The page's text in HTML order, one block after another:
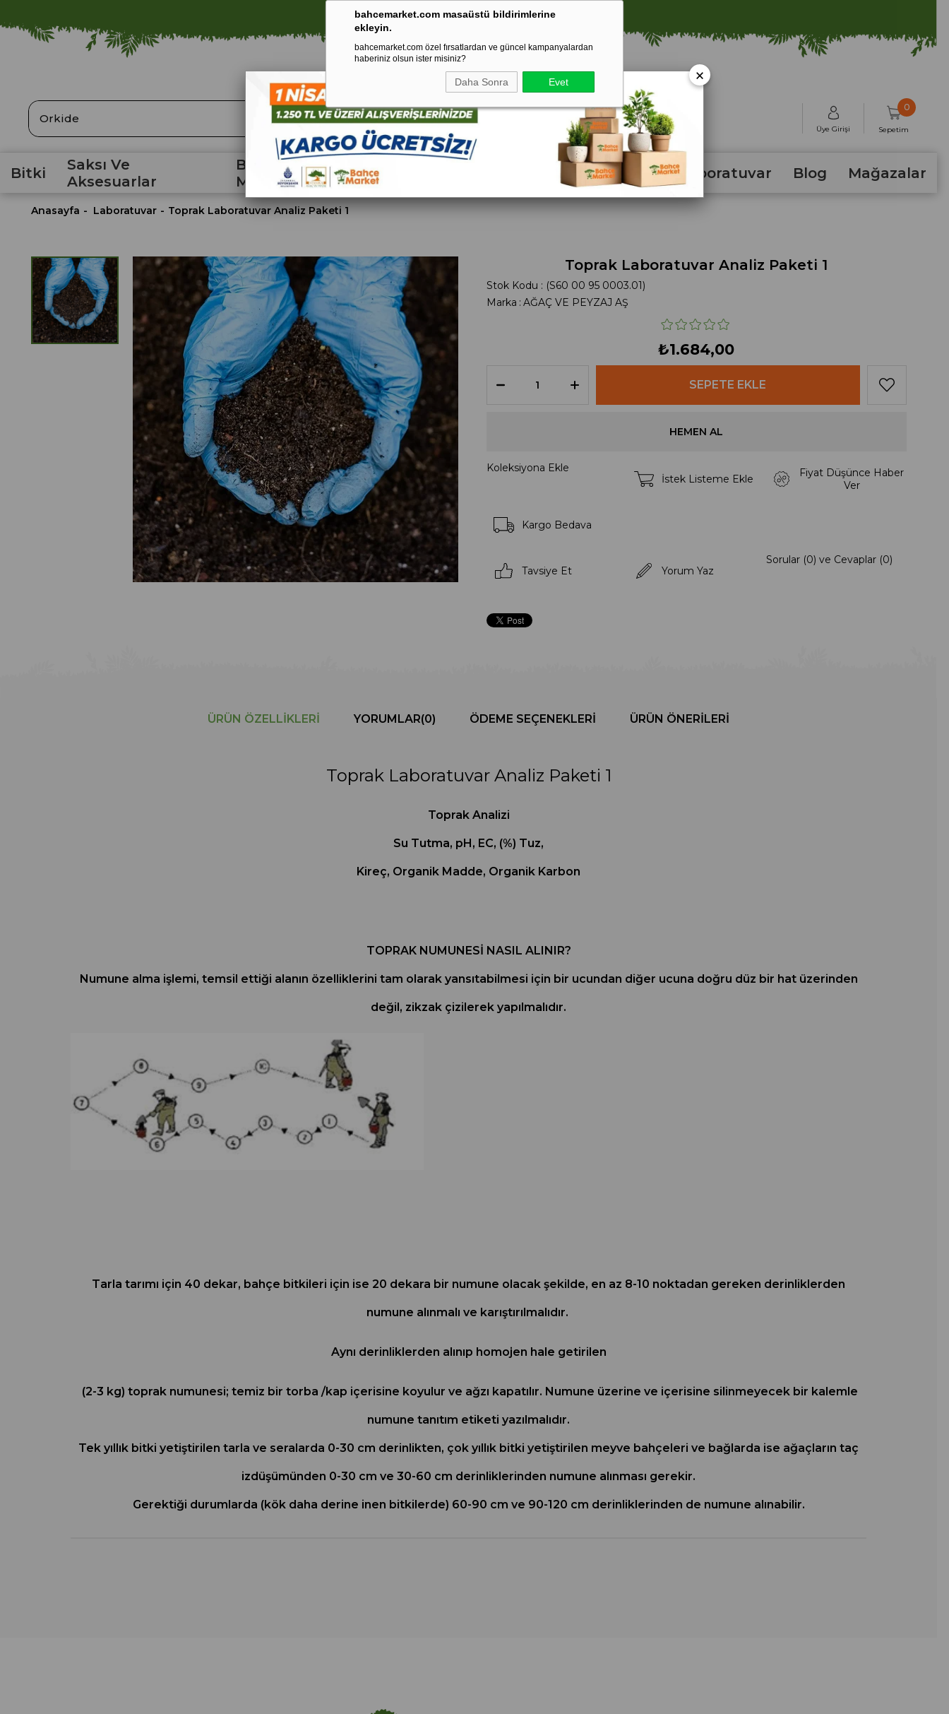
bahcemarket.com masaüstü bildirimlerine
ekleyin.
bahcemarket.com özel fırsatlardan ve güncel kampanyalardan
haberiniz olsun ister misiniz?
Daha Sonra Evet
⚠️ SATIŞLARIMIZ YALNIZCA İSTANBUL İLİ İLE SINIRLIDIR.
ARA
Üye Girişi Sepetim
0
Bitki
Saksı Ve
Aksesuarlar
Bahçe
Malzemeleri
Tohum Laboratuvar Blog Mağazalar
Anasayfa Laboratuvar Toprak Laboratuvar Analiz Paketi 1
Toprak Laboratuvar Analiz Paketi 1
Stok Kodu
(S60 00 95 0003.01)
Marka : AĞAÇ VE PEYZAJ AŞ
₺1.684,00
Koleksiyona Ekle
İstek Listeme Ekle
Fiyat Düşünce Haber
Ver
Kargo Bedava
Tavsiye Et Yorum Yaz
Sorular (0) ve Cevaplar (0)
ÜRÜN ÖZELLIKLERI YORUMLAR(0) ÖDEME SEÇENEKLERI ÜRÜN ÖNERILERI
Toprak Laboratuvar Analiz Paketi 1
Toprak Analizi
Su Tutma, pH, EC, (%) Tuz,
Kireç, Organik Madde, Organik Karbon
TOPRAK NUMUNESİ NASIL ALINIR?
Numune alma işlemi, temsil ettiği alanın özelliklerini tam olarak yansıtabilmesi için bir ucundan diğer ucuna doğru düz bir hat üzerinden
değil, zikzak çizilerek yapılmalıdır.
Tarla tarımı için 40 dekar, bahçe bitkileri için ise 20 dekara bir numune olacak şekilde, en az 8-10 noktadan gereken derinliklerden
numune alınmalı ve karıştırılmalıdır.
Aynı derinliklerden alınıp homojen hale getirilen
(2-3 kg) toprak numunesi; temiz bir torba /kap içerisine koyulur ve ağzı kapatılır. Numune üzerine ve içerisine silinmeyecek bir kalemle
numune tanıtım etiketi yazılmalıdır.
Tek yıllık bitki yetiştirilen tarla ve seralarda 0-30 cm derinlikten, çok yıllık bitki yetiştirilen meyve bahçeleri ve bağlarda ise ağaçların taç
izdüşümünden 0-30 cm ve 30-60 cm derinliklerinden numune alınması gerekir.
Gerektiği durumlarda (kök daha derine inen bitkilerde) 60-90 cm ve 90-120 cm derinliklerinden de numune alınabilir.
×